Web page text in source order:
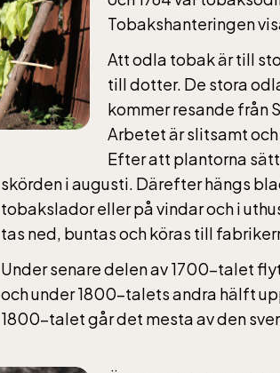
Tobakshanteringen
Att odla tobak är till
till dotter. De stora
kommer resande från
Arbetet är slitsamt
Efter att plantorna
skörden i augusti. Därefter hängs
tobakslador eller på vindar och i
tas ned, buntas och köras till
Under senare delen av 1700-talet
och under 1800-talets andra hälft
1800-talet går det mesta av den
jan-mars vardagar 10-
maj-september 10-18,
10-16
Baltic Sea
jan-mars vardagar 10-
maj-september 10-18,
10-16